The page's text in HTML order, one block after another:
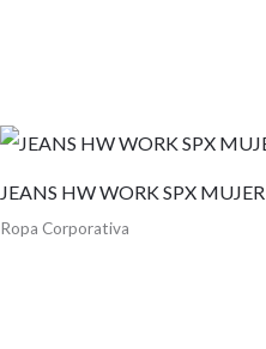
JEANS HW WORK SPX MUJER
Ropa Corporativa